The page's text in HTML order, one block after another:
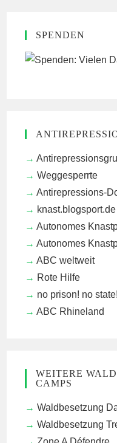
SPENDEN
Weggesperrte
Antirepressions-
knast.blogsport.de
Autonomes
Autonomes
ABC weltweit
Rote Hilfe
no prison! no state!
ABC Rhineland
WEITERE
CAMPS
Waldbesetzung
Waldbesetzung